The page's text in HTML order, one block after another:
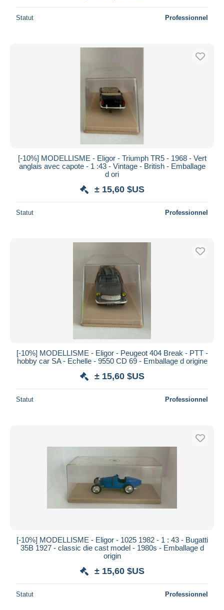
Prix
Virement bancaire
Mastercard
iDeal
Maestro
Résidence du vendeur
Monde entier
Appliquer
Statut Professionnel
[-10%] MODELLISME - Eligor - Triumph TR5 - 1968 - Vert
anglais avec capote - 1 :43 - Vintage - British - Emballage
d ori
± 15,60 $US
Statut Professionnel
[-10%] MODELLISME - Eligor - Peugeot 404 Break - PTT -
hobby car SA - Echelle - 9550 CD 69 - Emballage d origine
± 15,60 $US
Statut Professionnel
[-10%] MODELLISME - Eligor - 1025 1982 - 1 : 43 - Bugatti
35B 1927 - classic die cast model - 1980s - Emballage d
origin
± 15,60 $US
Statut Professionnel